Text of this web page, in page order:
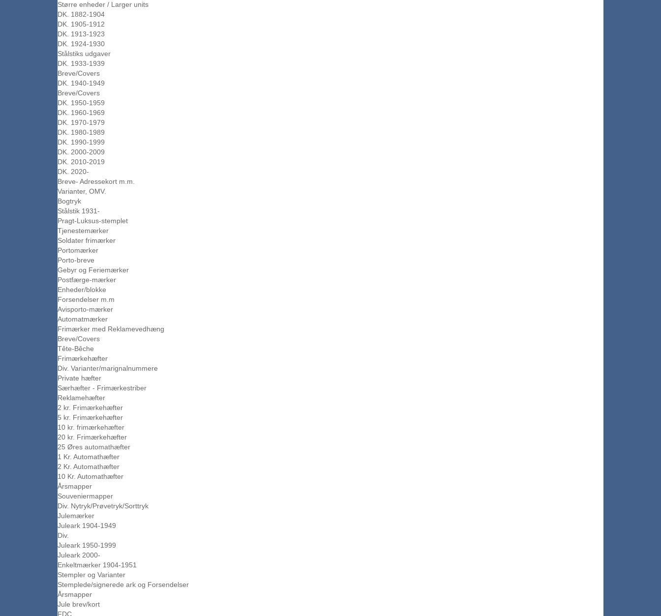
Større enheder / Larger units
DK. 1882-1904
DK. 1905-1912
DK. 1913-1923
DK. 1924-1930
Stålstiks udgaver
DK. 1933-1939
Breve/Covers
DK. 1940-1949
Breve/Covers
DK. 1950-1959
DK. 1960-1969
DK. 1970-1979
DK. 1980-1989
DK. 1990-1999
DK. 2000-2009
DK. 2010-2019
DK. 2020-
Breve- Adressekort m.m.
Varianter, OMV.
Bogtryk
Stålstik 1931-
Pragt-Luksus-stemplet
Tjenestemærker
Soldater frimærker
Portomærker
Porto-breve
Gebyr og Feriemærker
Postfærge-mærker
Enheder/blokke
Forsendelser m.m
Avisporto-mærker
Automatmærker
Frimærker med Reklamevedhæng
Breve/Covers
Tête-Bêche
Frimærkehæfter
Div. Varianter/marignalnummere
Private hæfter
Særhæfter - Frimærkestriber
Reklamehæfter
2 kr. Frimærkehæfter
5 kr. Frimærkehæfter
10 kr. frimærkehæfter
20 kr. Frimærkehæfter
25 Øres automathæfter
1 Kr. Automathæfter
2 Kr. Automathæfter
10 Kr. Automathæfter
Årsmapper
Souveniermapper
Div. Nytryk/Prøvetryk/Sorttryk
Julemærker
Juleark 1904-1949
Div.
Juleark 1950-1999
Juleark 2000-
Enkeltmærker 1904-1951
Stempler og Varianter
Stemplede/signerede ark og Forsendelser
Årsmapper
Jule brev/kort
FDC